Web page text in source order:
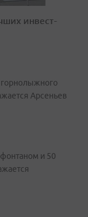
инвест-
Арсеньев
и 50